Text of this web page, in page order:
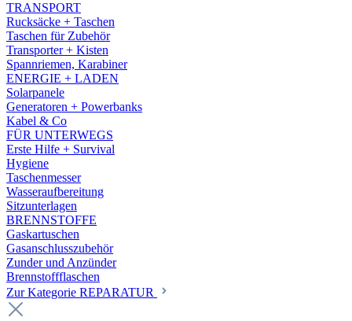
TRANSPORT
Rucksäcke + Taschen
Taschen für Zubehör
Transporter + Kisten
Spannriemen, Karabiner
ENERGIE + LADEN
Solarpanele
Generatoren + Powerbanks
Kabel & Co
FÜR UNTERWEGS
Erste Hilfe + Survival
Hygiene
Taschenmesser
Wasseraufbereitung
Sitzunterlagen
BRENNSTOFFE
Gaskartuschen
Gasanschlusszubehör
Zunder und Anzünder
Brennstoffflaschen
Zur Kategorie REPARATUR